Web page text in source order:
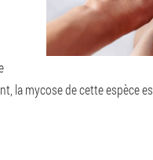
la mycose de cette espèce